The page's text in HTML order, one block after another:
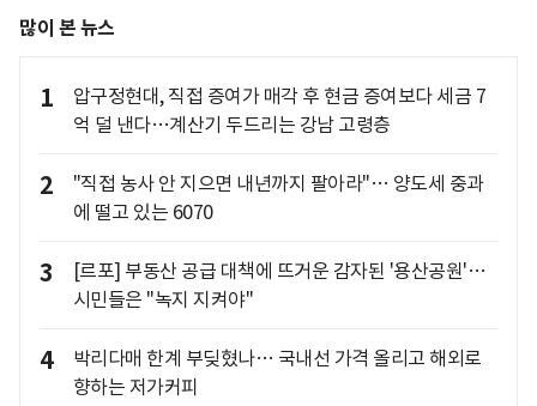
많이 본 뉴스
1
압구정현대, 직접 증여가 매각 후 현금 증여보다 세금 7
억 덜 낸다…계산기 두드리는 강남 고령층
2
"직접 농사 안 지으면 내년까지 팔아라"… 양도세 중과
에 떨고 있는 6070
3
[르포] 부동산 공급 대책에 뜨거운 감자된 '용산공원'…
시민들은 "녹지 지켜야"
4
박리다매 한계 부딪혔나… 국내선 가격 올리고 해외로
향하는 저가커피